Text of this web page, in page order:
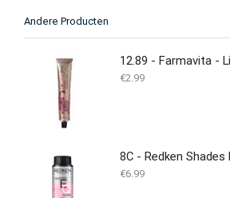
Andere Producten
€2.99
€6.99